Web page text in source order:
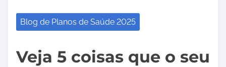
Blog de Planos de Saúde 2025
Veja 5 coisas que o seu